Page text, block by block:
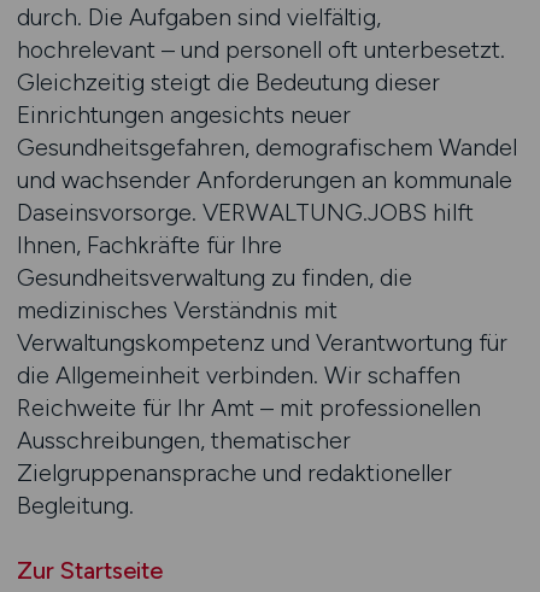
durch. Die Aufgaben sind vielfältig,
hochrelevant – und personell oft unterbesetzt.
Gleichzeitig steigt die Bedeutung dieser
Einrichtungen angesichts neuer
Gesundheitsgefahren, demografischem Wandel
und wachsender Anforderungen an kommunale
Daseinsvorsorge. VERWALTUNG.JOBS hilft
Ihnen, Fachkräfte für Ihre
Gesundheitsverwaltung zu finden, die
medizinisches Verständnis mit
Verwaltungskompetenz und Verantwortung für
die Allgemeinheit verbinden. Wir schaffen
Reichweite für Ihr Amt – mit professionellen
Ausschreibungen, thematischer
Zielgruppenansprache und redaktioneller
Begleitung.
Zur Startseite